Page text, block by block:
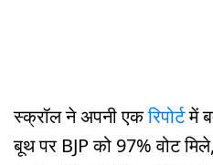
स्क्रॉल ने अपनी एकरिपोर्टमें
बूथ पर BJP को 97% वोट